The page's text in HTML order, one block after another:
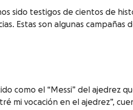
sido testigos de cientos de
Estas son algunas
como el “Messi” del ajedrez
mi vocación en el ajedrez”,